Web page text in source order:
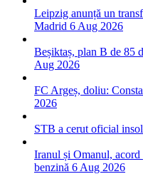
Leipzig anunță un
Madrid 6 Aug 2026
Beșiktaș, plan B de 85
Aug 2026
FC Argeș, doliu:
2026
STB a cerut oficial
Iranul și Omanul,
benzină 6 Aug 2026